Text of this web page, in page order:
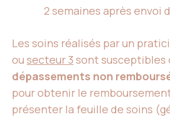
2 semaines après envoi
Les soins réalisés par un
ou secteur 3 sont susceptibles
dépassements non
pour obtenir le
présenter la feuille de soins